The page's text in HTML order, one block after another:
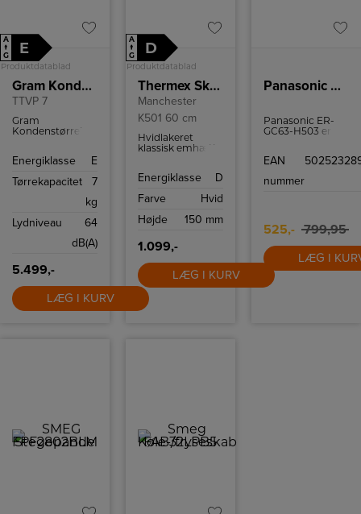
A
↑
G
E
Produktdatablad
Gram Kondenstørretumbler-E
TTVP 7
Gram
Kondenstørretumbler
15 programmer.
Energiklasse
E
Tørrekapacitet
7
kg
Lydniveau
64
dB(A)
5.499,-
LÆG I KURV
A
↑
G
D
Produktdatablad
Thermex Skabsintegreret emhætte
Manchester
K501 60 cm
Hvidlakeret
klassisk emhætte
hastigheder.
Energiklasse
D
Farve
Hvid
Højde
150 mm
1.099,-
LÆG I KURV
Panasonic Hår og skægtrimmer Blue Edition
Panasonic ER-
GC63-H503 er en
en grundig
hurtig trimning.
niveau med 39
trim længder og
vandafvisende
design.
EAN
nummer
525,- 799,95
LÆG I